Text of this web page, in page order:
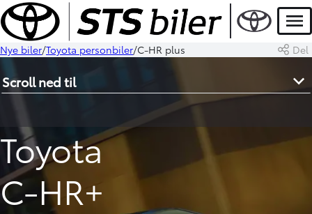
Nye biler Toyota personbiler C-HR plus Del
Scroll ned til
Toyota
C-HR+